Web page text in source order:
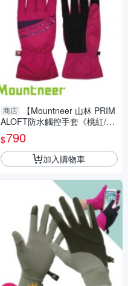
商店
【Mountneer 山林 PRIM
ALOFT防水觸控手套《桃紅/
紫》】12G08/防風透氣/保暖/
騎車手套
$790
加入購物車